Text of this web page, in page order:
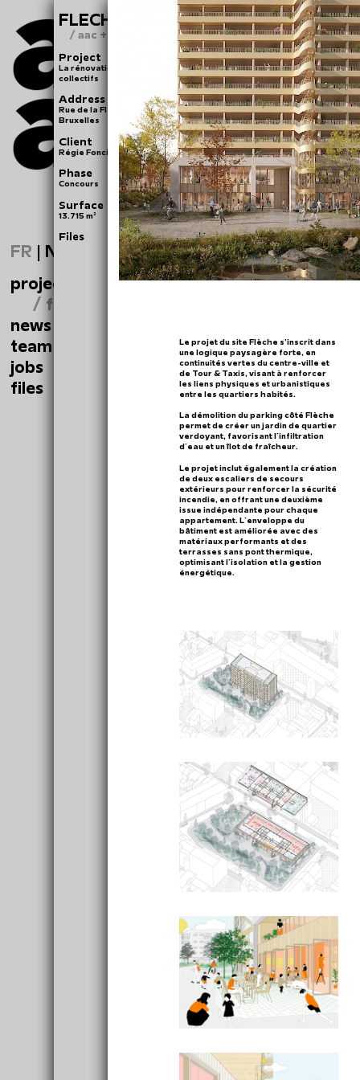
FR | NL
projects
/ fleche
news
team
jobs
files
FLECHE
/ aac + reuse
Project
La rénovation énergétique d’un immeuble de logements
collectifs
Address
Rue de la Flèche 5-7, rue Frontispice 29 à 39,1000
Bruxelles
Client
Régie Foncière de la ville de Bruxelles
Phase
Concours
Surface
13.715 m²
Files
Le projet du site Flèche s’inscrit dans
une logique paysagère forte, en
continuités vertes du centre-ville et
de Tour & Taxis, visant à renforcer
les liens physiques et urbanistiques
entre les quartiers habités.
La démolition du parking côté Flèche
permet de créer un jardin de quartier
verdoyant, favorisant l'infiltration
d'eau et un îlot de fraîcheur.
Le projet inclut également la création
de deux escaliers de secours
extérieurs pour renforcer la sécurité
incendie, en offrant une deuxième
issue indépendante pour chaque
appartement. L'enveloppe du
bâtiment est améliorée avec des
matériaux performants et des
terrasses sans pont thermique,
optimisant l'isolation et la gestion
énergétique.